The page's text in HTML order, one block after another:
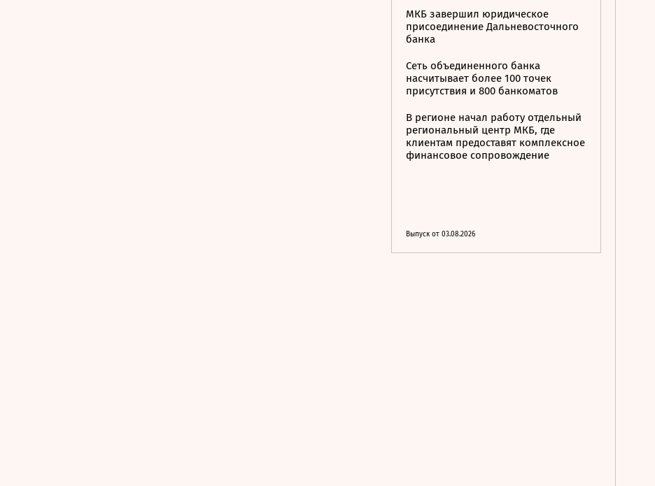
МКБ завершил юридическое
присоединение Дальневосточного
банка
Сеть объединенного банка
насчитывает более 100 точек
присутствия и 800 банкоматов
В регионе начал работу отдельный
региональный центр МКБ, где
клиентам предоставят комплексное
финансовое сопровождение
Выпуск от 03.08.2026